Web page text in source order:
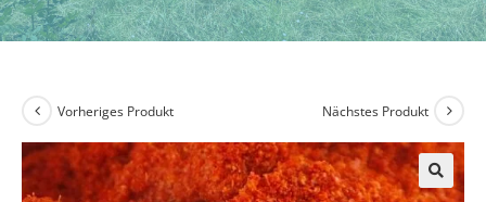
Vorheriges Produkt Nächstes Produkt